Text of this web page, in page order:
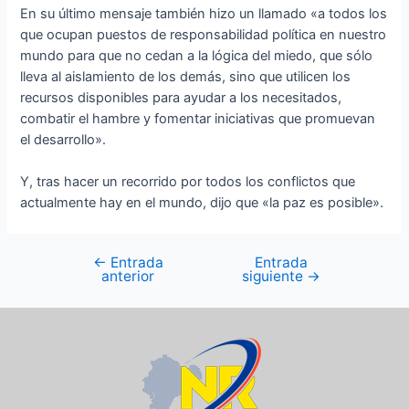
En su último mensaje también hizo un llamado «a todos los
que ocupan puestos de responsabilidad política en nuestro
mundo para que no cedan a la lógica del miedo, que sólo
lleva al aislamiento de los demás, sino que utilicen los
recursos disponibles para ayudar a los necesitados,
combatir el hambre y fomentar iniciativas que promuevan
el desarrollo».
Y, tras hacer un recorrido por todos los conflictos que
actualmente hay en el mundo, dijo que «la paz es posible».
← Entrada
anterior
Entrada
siguiente →